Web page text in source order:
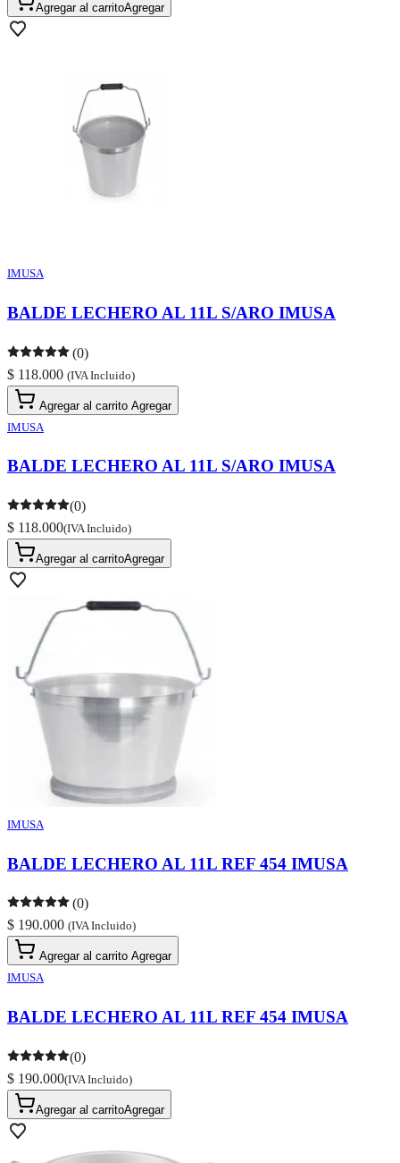
Agregar al carritoAgregar
IMUSA
BALDE LECHERO AL 11L S/ARO IMUSA
(0)
$ 118.000 (IVA Incluido)
Agregar al carrito Agregar
IMUSA
BALDE LECHERO AL 11L S/ARO IMUSA
(0)
$ 118.000(IVA Incluido)
Agregar al carritoAgregar
IMUSA
BALDE LECHERO AL 11L REF 454 IMUSA
(0)
$ 190.000 (IVA Incluido)
Agregar al carrito Agregar
IMUSA
BALDE LECHERO AL 11L REF 454 IMUSA
(0)
$ 190.000(IVA Incluido)
Agregar al carritoAgregar